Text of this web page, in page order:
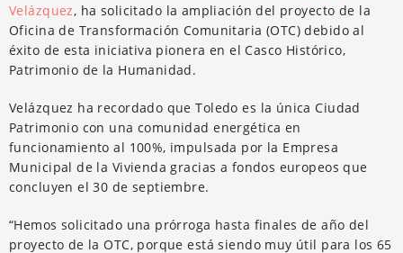
Velázquez, ha solicitado la ampliación del proyecto de la
Oficina de Transformación Comunitaria (OTC) debido al
éxito de esta iniciativa pionera en el Casco Histórico,
Patrimonio de la Humanidad.
Velázquez ha recordado que Toledo es la única Ciudad
Patrimonio con una comunidad energética en
funcionamiento al 100%, impulsada por la Empresa
Municipal de la Vivienda gracias a fondos europeos que
concluyen el 30 de septiembre.
“Hemos solicitado una prórroga hasta finales de año del
proyecto de la OTC, porque está siendo muy útil para los 65